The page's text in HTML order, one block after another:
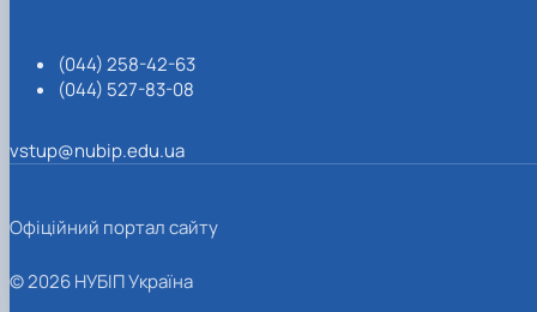
(044) 258-42-63
(044) 527-83-08
vstup@nubip.edu.ua
Офіційний портал сайту
© 2026 НУБІП Україна